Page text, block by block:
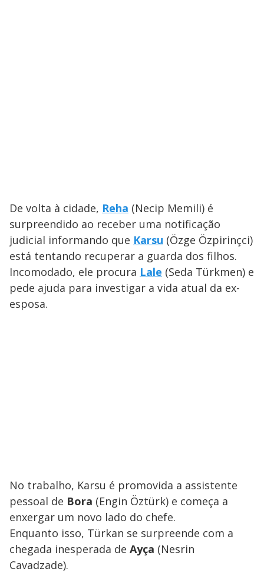
De volta à cidade, Reha (Necip Memili) é
surpreendido ao receber uma notificação
judicial informando que Karsu (Özge Özpirinçci)
está tentando recuperar a guarda dos filhos.
Incomodado, ele procura Lale (Seda Türkmen) e
pede ajuda para investigar a vida atual da ex-
esposa.
No trabalho, Karsu é promovida a assistente
pessoal de Bora (Engin Öztürk) e começa a
enxergar um novo lado do chefe.
Enquanto isso, Türkan se surpreende com a
chegada inesperada de Ayça (Nesrin
Cavadzade).